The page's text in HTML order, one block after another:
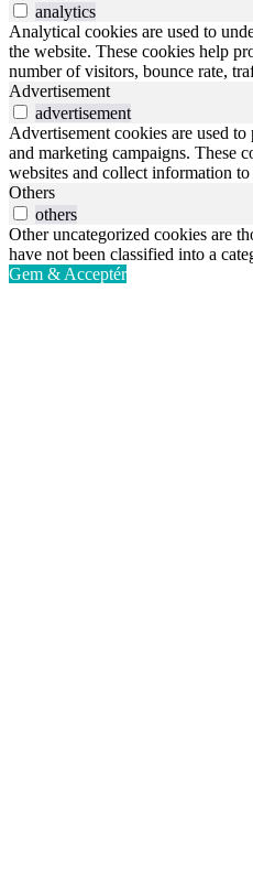
analytics
Analytical cookies are used to
the website. These cookies help
number of visitors, bounce rate,
Advertisement
advertisement
Advertisement cookies are used
and marketing campaigns. These
websites and collect information
Others
others
Other uncategorized cookies are
have not been classified into a
Gem & Acceptér